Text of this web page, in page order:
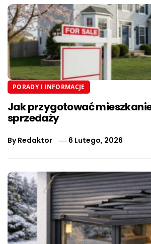
PORADY I INFORMACJE
Jak przygotować
sprzedaży
ByRedaktor 6 Lutego, 2026